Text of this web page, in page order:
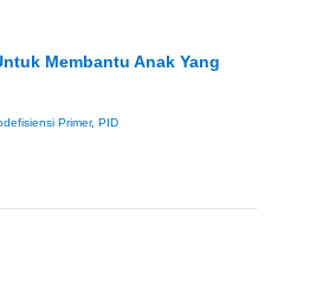
Membantu Anak Yang
Primer, PID